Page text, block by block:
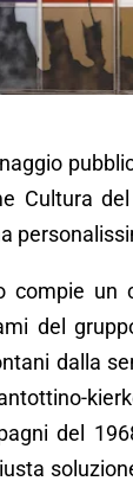
Cultura
compie un
del
dalla
del